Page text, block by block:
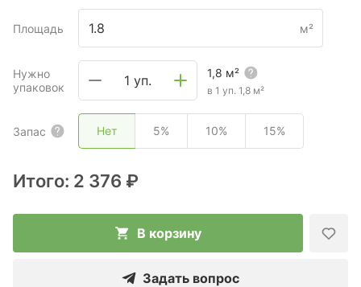
Площадь м²
Нужно
упаковок
1 уп. 1,8 м²
в 1 уп. 1,8 м²
Запас Нет 5% 10% 15%
Итого: 2 376 ₽
В корзину
Задать вопрос